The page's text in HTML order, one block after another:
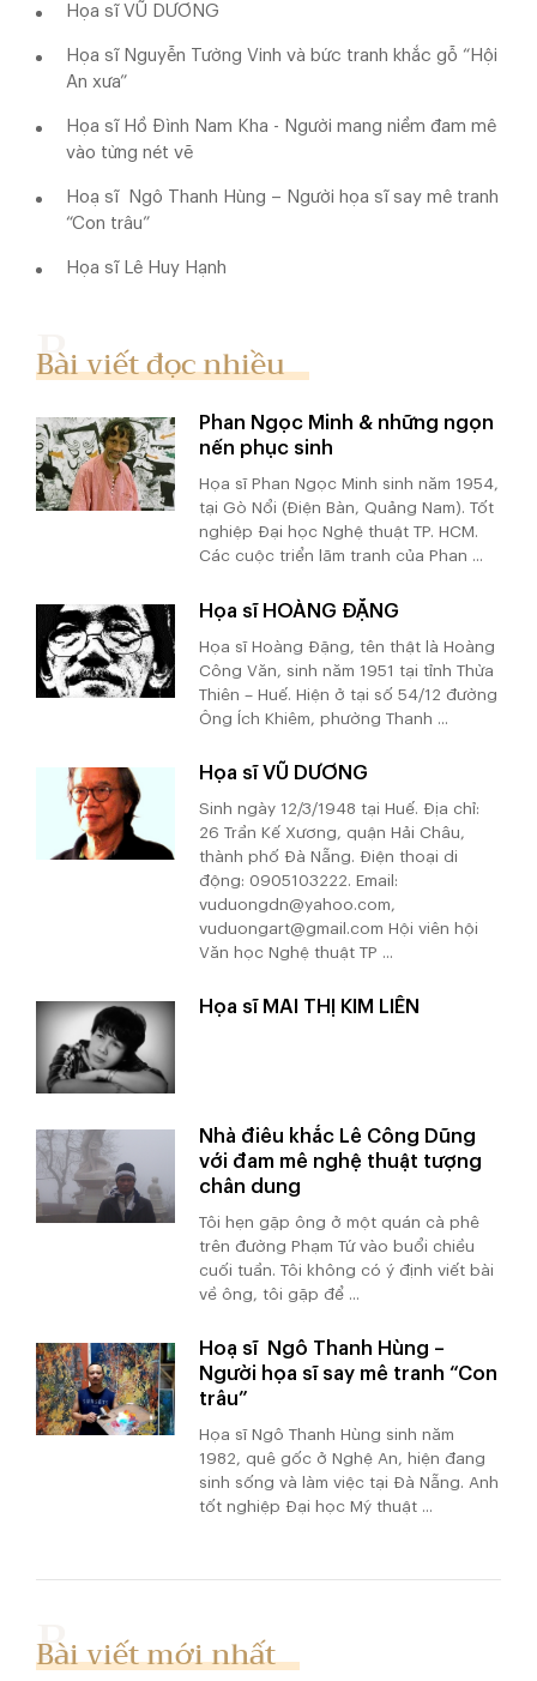
Họa sĩ VŨ DƯƠNG
Họa sĩ Nguyễn Tường Vinh và bức tranh khắc gỗ “Hội
An xưa”
Họa sĩ Hồ Đình Nam Kha - Người mang niềm đam mê
vào từng nét vẽ
Hoạ sĩ Ngô Thanh Hùng – Người họa sĩ say mê tranh
“Con trâu”
Họa sĩ Lê Huy Hạnh
Bài viết đọc nhiều
Phan Ngọc Minh & những ngọn
nến phục sinh
Họa sĩ Phan Ngọc Minh sinh năm 1954,
tại Gò Nổi (Điện Bàn, Quảng Nam). Tốt
nghiệp Đại học Nghệ thuật TP. HCM.
Các cuộc triển lãm tranh của Phan ...
Họa sĩ HOÀNG ĐẶNG
Họa sĩ Hoàng Đặng, tên thật là Hoàng
Công Văn, sinh năm 1951 tại tỉnh Thừa
Thiên – Huế. Hiện ở tại số 54/12 đường
Ông Ích Khiêm, phường Thanh ...
Họa sĩ VŨ DƯƠNG
Sinh ngày 12/3/1948 tại Huế. Địa chỉ:
26 Trần Kế Xương, quận Hải Châu,
thành phố Đà Nẵng. Điện thoại di
động: 0905103222. Email:
vuduongdn@yahoo.com,
vuduongart@gmail.com Hội viên hội
Văn học Nghệ thuật TP ...
Họa sĩ MAI THỊ KIM LIÊN
Nhà điêu khắc Lê Công Dũng
với đam mê nghệ thuật tượng
chân dung
Tôi hẹn gặp ông ở một quán cà phê
trên đường Phạm Tứ vào buổi chiều
cuối tuần. Tôi không có ý định viết bài
về ông, tôi gặp để ...
Hoạ sĩ Ngô Thanh Hùng –
Người họa sĩ say mê tranh “Con
trâu”
Họa sĩ Ngô Thanh Hùng sinh năm
1982, quê gốc ở Nghệ An, hiện đang
sinh sống và làm việc tại Đà Nẵng. Anh
tốt nghiệp Đại học Mỹ thuật ...
Bài viết mới nhất